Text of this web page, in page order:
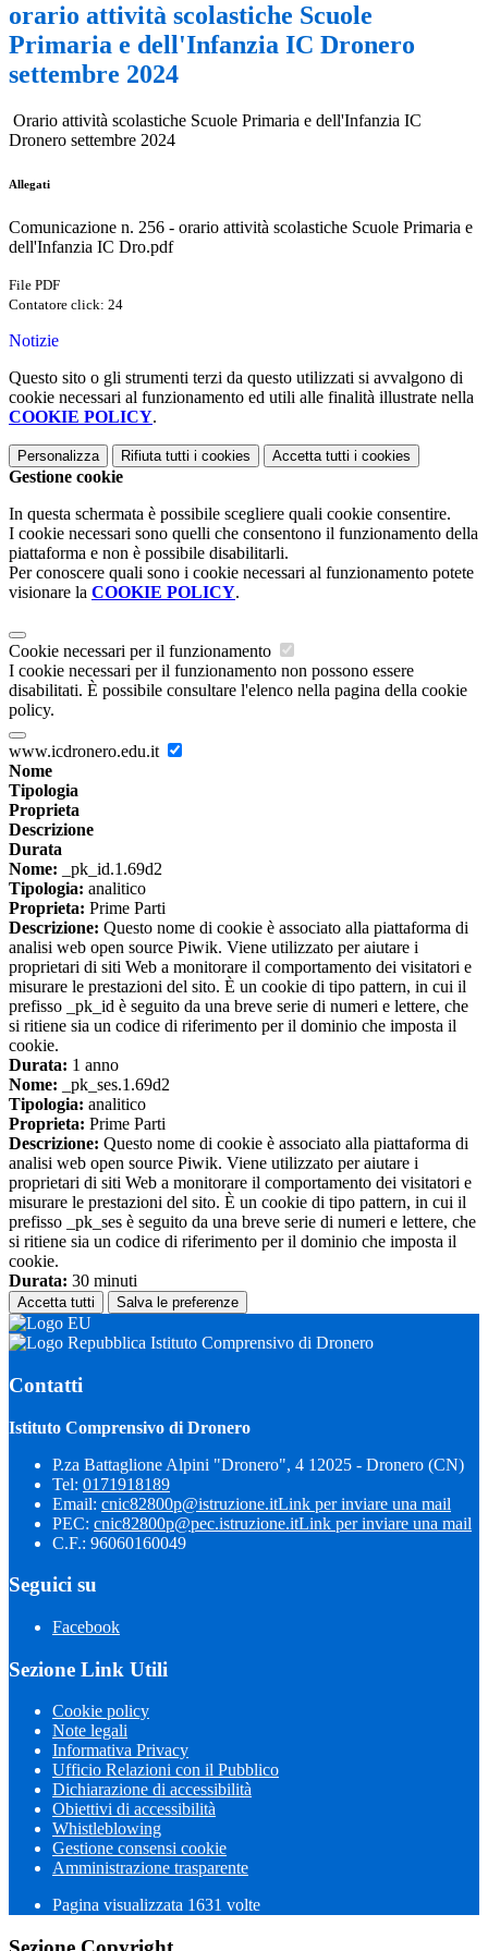
orario attività scolastiche Scuole
Primaria e dell'Infanzia IC Dronero
settembre 2024
Orario attività scolastiche Scuole Primaria e dell'Infanzia IC
Dronero settembre 2024
Allegati
Comunicazione n. 256 - orario attività scolastiche Scuole Primaria e
dell'Infanzia IC Dro.pdf
File PDF
Contatore click: 24
Notizie
Questo sito o gli strumenti terzi da questo utilizzati si avvalgono di
cookie necessari al funzionamento ed utili alle finalità illustrate nella
COOKIE POLICY.
Personalizza Rifiuta tutti i cookies Accetta tutti i cookies
Gestione cookie
In questa schermata è possibile scegliere quali cookie consentire.
I cookie necessari sono quelli che consentono il funzionamento della
piattaforma e non è possibile disabilitarli.
Per conoscere quali sono i cookie necessari al funzionamento potete
visionare la COOKIE POLICY.
Cookie necessari per il funzionamento
I cookie necessari per il funzionamento non possono essere
disabilitati. È possibile consultare l'elenco nella pagina della cookie
policy.
www.icdronero.edu.it
Nome
Tipologia
Proprieta
Descrizione
Durata
Nome: _pk_id.1.69d2
Tipologia: analitico
Proprieta: Prime Parti
Descrizione: Questo nome di cookie è associato alla piattaforma di
analisi web open source Piwik. Viene utilizzato per aiutare i
proprietari di siti Web a monitorare il comportamento dei visitatori e
misurare le prestazioni del sito. È un cookie di tipo pattern, in cui il
prefisso _pk_id è seguito da una breve serie di numeri e lettere, che
si ritiene sia un codice di riferimento per il dominio che imposta il
cookie.
Durata: 1 anno
Nome: _pk_ses.1.69d2
Tipologia: analitico
Proprieta: Prime Parti
Descrizione: Questo nome di cookie è associato alla piattaforma di
analisi web open source Piwik. Viene utilizzato per aiutare i
proprietari di siti Web a monitorare il comportamento dei visitatori e
misurare le prestazioni del sito. È un cookie di tipo pattern, in cui il
prefisso _pk_ses è seguito da una breve serie di numeri e lettere, che
si ritiene sia un codice di riferimento per il dominio che imposta il
cookie.
Durata: 30 minuti
Accetta tutti Salva le preferenze
Istituto Comprensivo di Dronero
Contatti
Istituto Comprensivo di Dronero
P.za Battaglione Alpini "Dronero", 4 12025 - Dronero (CN)
Tel: 0171918189
Email: cnic82800p@istruzione.itLink per inviare una mail
PEC: cnic82800p@pec.istruzione.itLink per inviare una mail
C.F.: 96060160049
Seguici su
Facebook
Sezione Link Utili
Cookie policy
Note legali
Informativa Privacy
Ufficio Relazioni con il Pubblico
Dichiarazione di accessibilità
Obiettivi di accessibilità
Whistleblowing
Gestione consensi cookie
Amministrazione trasparente
Pagina visualizzata 1631 volte